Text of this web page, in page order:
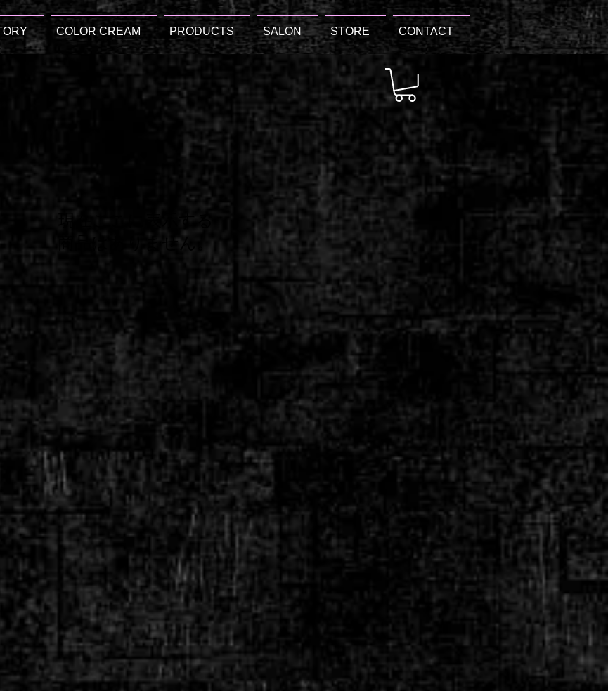
COLOR CREAM PRODUCTS SALON STORE CONTACT
現在ここに表示する
商品はありません。